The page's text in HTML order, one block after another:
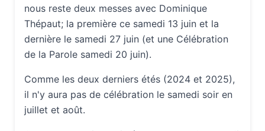
nous reste deux messes avec Dominique
Thépaut; la première ce samedi 13 juin et la
dernière le samedi 27 juin (et une Célébration
de la Parole samedi 20 juin).
Comme les deux derniers étés (2024 et 2025),
il n'y aura pas de célébration le samedi soir en
juillet et août.